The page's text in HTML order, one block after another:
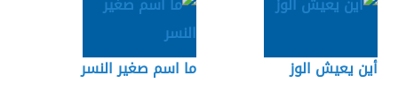
أين يعيش الوز ما اسم صغير النسر